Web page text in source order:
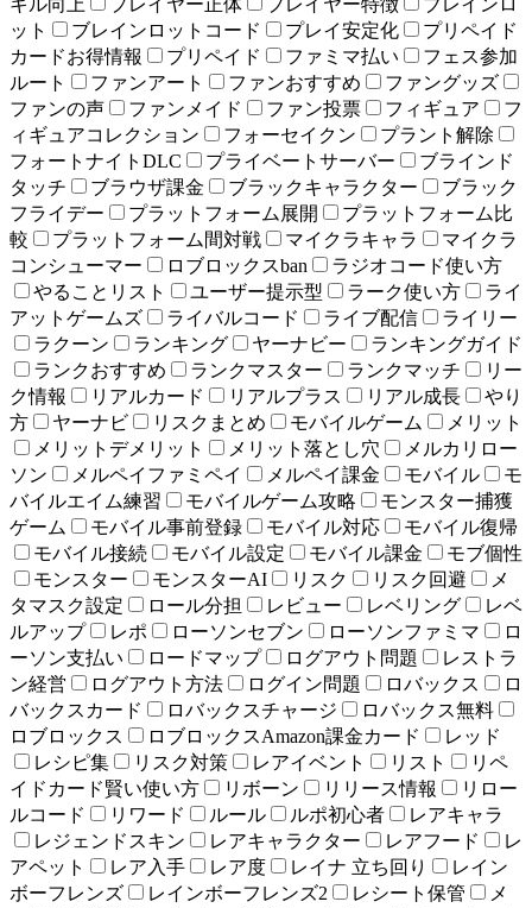
キル向上 プレイヤー正体 プレイヤー特徴
ブレインロ
ット
ブレインロットコード プレイ安定化
プリペイド
カードお得情報
プリペイド ファミマ払い
フェス参加
ルート
ファンアート ファンおすすめ
ファングッズ
ファンの声
ファンメイド ファン投票 フィギュア
フ
ィギュアコレクション
フォーセイクン
プラント解除
フォートナイトDLC
プライベートサーバー
ブラインド
タッチ
ブラウザ課金 ブラックキャラクター
ブラック
フライデー
プラットフォーム展開
プラットフォーム比
較
プラットフォーム間対戦 マイクラキャラ
マイクラ
コンシューマー
ロブロックスban
ラジオコード使い方
やることリスト
ユーザー提示型 ラーク使い方
ライ
アットゲームズ
ライバルコード ライブ配信
ライリー
ラクーン
ランキング ヤーナビー
ランキングガイド
ランクおすすめ
ランクマスター ランクマッチ
リー
ク情報
リアルカード リアルプラス リアル成長
やり
方
ヤーナビ リスクまとめ モバイルゲーム
メリット
メリットデメリット
メリット落とし穴
メルカリロー
ソン
メルペイファミペイ メルペイ課金 モバイル
モ
バイルエイム練習
モバイルゲーム攻略
モンスター捕獲
ゲーム
モバイル事前登録 モバイル対応
モバイル復帰
モバイル接続
モバイル設定 モバイル課金
モブ個性
モンスター
モンスターAI リスク リスク回避
メ
タマスク設定
ロール分担 レビュー レベリング
レベ
ルアップ
レポ ローソンセブン ローソンファミマ
ロ
ーソン支払い
ロードマップ ログアウト問題
レストラ
ン経営
ログアウト方法 ログイン問題 ロバックス
ロ
バックスカード
ロバックスチャージ
ロバックス無料
ロブロックス
ロブロックスAmazon課金カード
レッド
レシピ集
リスク対策 レアイベント リスト
リペ
イドカード賢い使い方
リボーン リリース情報
リロー
ルコード
リワード ルール ルポ初心者
レアキャラ
レジェンドスキン
レアキャラクター レアフード
レ
アペット
レア入手 レア度 レイナ 立ち回り
レイン
ボーフレンズ
レインボーフレンズ2 レシート保管
メ